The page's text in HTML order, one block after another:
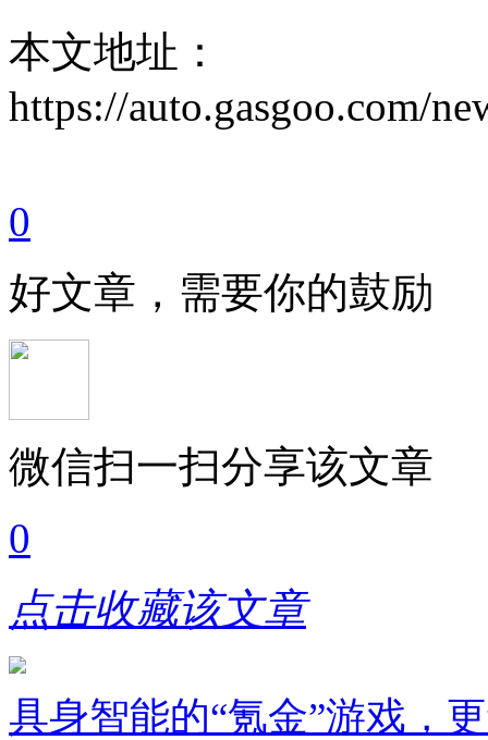
本文地址：
https://auto.gasgoo.com/
0
好文章，需要你的鼓励
微信扫一扫分享该文章
0
点击收藏该文章
具身智能的“氪金”游戏，